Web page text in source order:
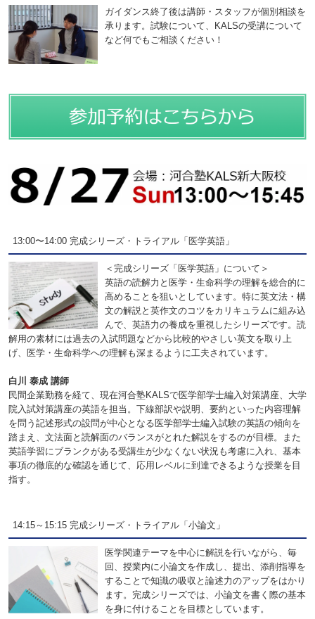
ガイダンス終了後は講師・スタッフが個別相談を
承ります。試験について、KALSの受講について
など何でもご相談ください！
13:00〜14:00 完成シリーズ・トライアル「医学英語」
＜完成シリーズ「医学英語」について＞
英語の読解力と医学・生命科学の理解を総合的に
高めることを狙いとしています。特に英文法・構
文の解説と英作文のコツをカリキュラムに組み込
んで、英語力の養成を重視したシリーズです。読
解用の素材には過去の入試問題などから比較的やさしい英文を取り上
げ、医学・生命科学への理解も深まるように工夫されています。
白川 泰成 講師
民間企業勤務を経て、現在河合塾KALSで医学部学士編入対策講座、大学
院入試対策講座の英語を担当。下線部訳や説明、要約といった内容理解
を問う記述形式の設問が中心となる医学部学士編入試験の英語の傾向を
踏まえ、文法面と読解面のバランスがとれた解説をするのが目標。また
英語学習にブランクがある受講生が少なくない状況も考慮に入れ、基本
事項の徹底的な確認を通じて、応用レベルに到達できるような授業を目
指す。
14:15～15:15 完成シリーズ・トライアル「小論文」
医学関連テーマを中心に解説を行いながら、毎
回、授業内に小論文を作成し、提出、添削指導を
することで知識の吸収と論述力のアップをはかり
ます。完成シリーズでは、小論文を書く際の基本
を身に付けることを目標としています。